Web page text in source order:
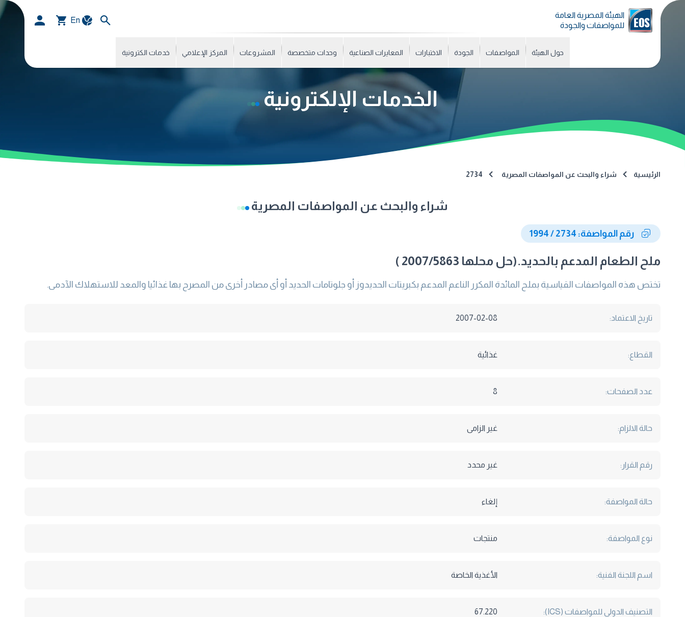
الهيئة المصرية العامة
للمواصفات والجودة
En
حول الهيئة المواصفات الجودة الاختبارات المعايرات الصناعية وحدات متخصصة المشروعات المركز الإعلامي خدمات الكترونية
الخدمات الإلكترونية
الرئيسية شراء والبحث عن المواصفات المصرية 2734
شراء والبحث عن المواصفات المصرية
رقم المواصفة: 2734 / 1994
ملح الطعام المدعم بالحديد.(حل محلها 2007/5863 )
تختص هذه المواصفات القياسية بملح المائدة المكرر الناعم المدعم بكبريتات الحديدوز أو جلوتامات الحديد أو أى مصادر أخرى من المصرح بها غذائيا والمعد للاستهلاك الآدمى.
تاريخ الاعتماد: 2007-02-08
القطاع: غذائية
عدد الصفحات: 8
حالة الالزام: غير الزامى
رقم القرار: غير محدد
حالة المواصفة: إلغاء
نوع المواصفة: منتجات
اسم اللجنة الفنية: الأغذية الخاصة
التصنيف الدولى للمواصفات (ICS): 67.220